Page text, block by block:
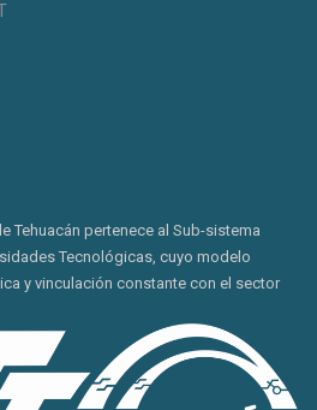
Tehuacán pertenece al Sub-sistema
Tecnológicas, cuyo modelo
y vinculación constante con el sector